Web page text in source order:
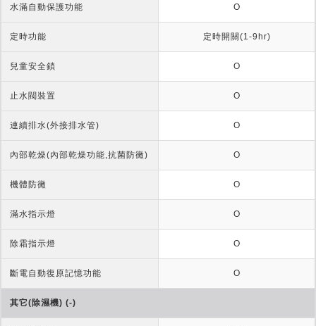
水滿自動保護功能 O
定時功能 定時開關(1-9hr)
兒童安全鎖 O
止水閥裝置 O
連續排水(外接排水管) O
內部乾燥(內部乾燥功能,抗菌防黴) O
機體防黴 O
滿水指示燈 O
除霜指示燈 O
斷電自動復原記憶功能 O
其它(除濕機) (-)